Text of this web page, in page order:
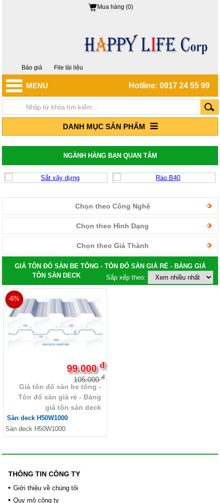
Mua hàng (0)
Báo giá File tài liệu
MENU Hotline: 0917 24 55 99
DANH MỤC SẢN PHẨM
NGÀNH HÀNG BẠN QUAN TÂM
Chọn theo Công Nghệ
Chọn theo Hình Dạng
Chọn theo Giá Thành
GIÁ TÔN ĐỔ SÀN BE TÔNG - TÔN ĐỔ SÀN GIÁ RẺ - BẢNG GIÁ
TÔN SÀN DECK
Sắp xếp theo:
-6%
99.000đ
105.000đ
Giá tôn đổ sàn be tông -
Tôn đổ sàn giá rẻ - Bảng
giá tôn sàn deck
Sàn deck H50W1000
Sàn deck H50W1000
THÔNG TIN CÔNG TY
Giới thiệu về chúng tôi
Quy mô công ty